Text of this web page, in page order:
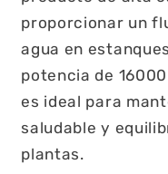
proporcionar un
agua en
potencia de
es ideal para
saludable y
plantas.